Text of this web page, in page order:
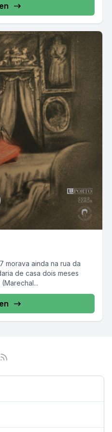
morava ainda na rua da
de casa dois meses